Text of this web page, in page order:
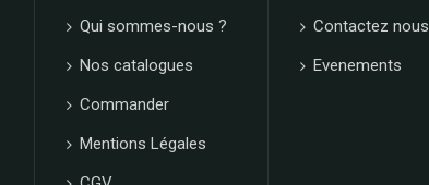
Qui sommes-nous ?
Nos catalogues
Commander
Mentions Légales
Contactez nous
Evenements